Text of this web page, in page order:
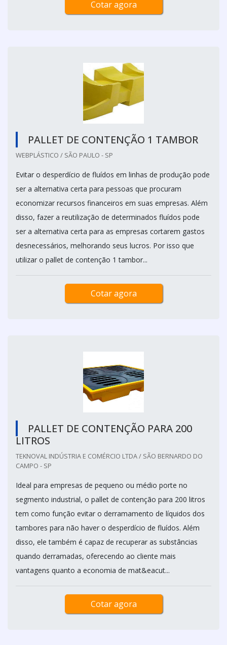
Cotar agora
PALLET DE CONTENÇÃO 1 TAMBOR
WEBPLÁSTICO / SÃO PAULO - SP
Evitar o desperdício de fluídos em linhas de produção pode
ser a alternativa certa para pessoas que procuram
economizar recursos financeiros em suas empresas. Além
disso, fazer a reutilização de determinados fluídos pode
ser a alternativa certa para as empresas cortarem gastos
desnecessários, melhorando seus lucros. Por isso que
utilizar o pallet de contenção 1 tambor...
Cotar agora
PALLET DE CONTENÇÃO PARA 200
LITROS
TEKNOVAL INDÚSTRIA E COMÉRCIO LTDA / SÃO BERNARDO DO
CAMPO - SP
Ideal para empresas de pequeno ou médio porte no
segmento industrial, o pallet de contenção para 200 litros
tem como função evitar o derramamento de líquidos dos
tambores para não haver o desperdício de fluídos. Além
disso, ele também é capaz de recuperar as substâncias
quando derramadas, oferecendo ao cliente mais
vantagens quanto a economia de mat&eacut...
Cotar agora